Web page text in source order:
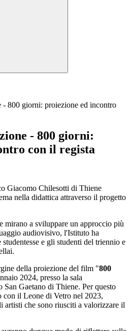
- 800 giorni: proiezione ed incontro
- 800 giorni:
con il regista
Giacomo Chilesotti di Thiene
nella didattica attraverso il progetto
mirano a sviluppare un approccio più
audiovisivo, l'Istituto ha
e gli studenti del triennio e
della proiezione del film "800
2024, presso la sala
San Gaetano di Thiene. Per questo
con il Leone di Vetro nel 2023,
artisti che sono riusciti a valorizzare il